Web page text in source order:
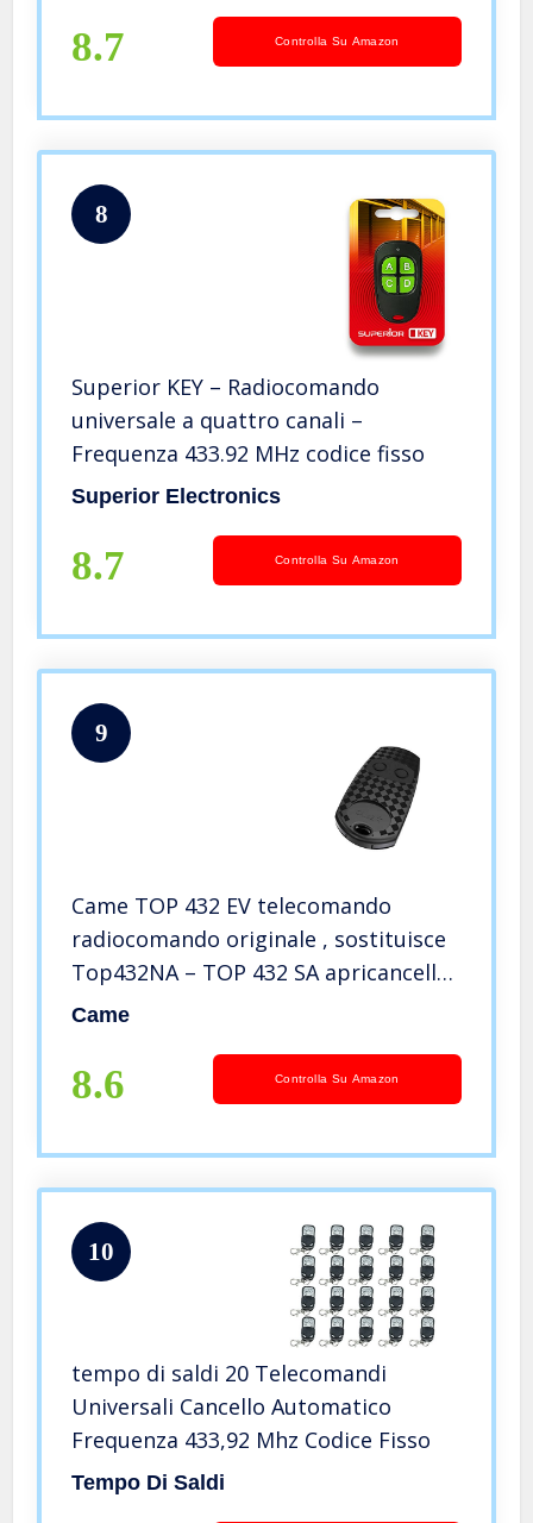
8.7 Controlla Su Amazon
8
Superior KEY – Radiocomando
universale a quattro canali –
Frequenza 433.92 MHz codice fisso
Superior Electronics
8.7 Controlla Su Amazon
9
Came TOP 432 EV telecomando
radiocomando originale , sostituisce
Top432NA – TOP 432 SA apricancello
2 tasti 433,92 Mhz
Came
8.6 Controlla Su Amazon
10
tempo di saldi 20 Telecomandi
Universali Cancello Automatico
Frequenza 433,92 Mhz Codice Fisso
Tempo Di Saldi